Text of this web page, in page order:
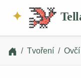
Tvoření